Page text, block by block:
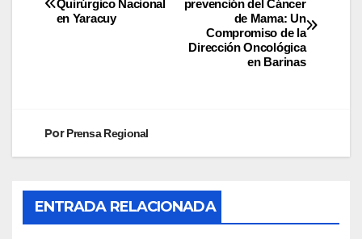
prevención del Cáncer
de Mama: Un
Compromiso de la
Dirección Oncológica
en Barinas
Quirúrgico Nacional
en Yaracuy
PorPrensa Regional
ENTRADA RELACIONADA